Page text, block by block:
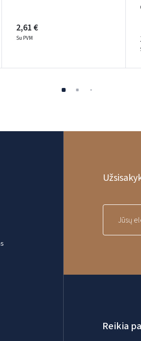
2,61 €
Su PVM
Reikia